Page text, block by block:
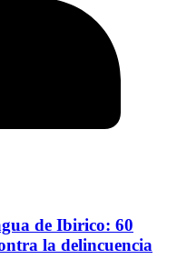
de Ibirico: 60
la delincuencia